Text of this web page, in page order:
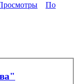
По